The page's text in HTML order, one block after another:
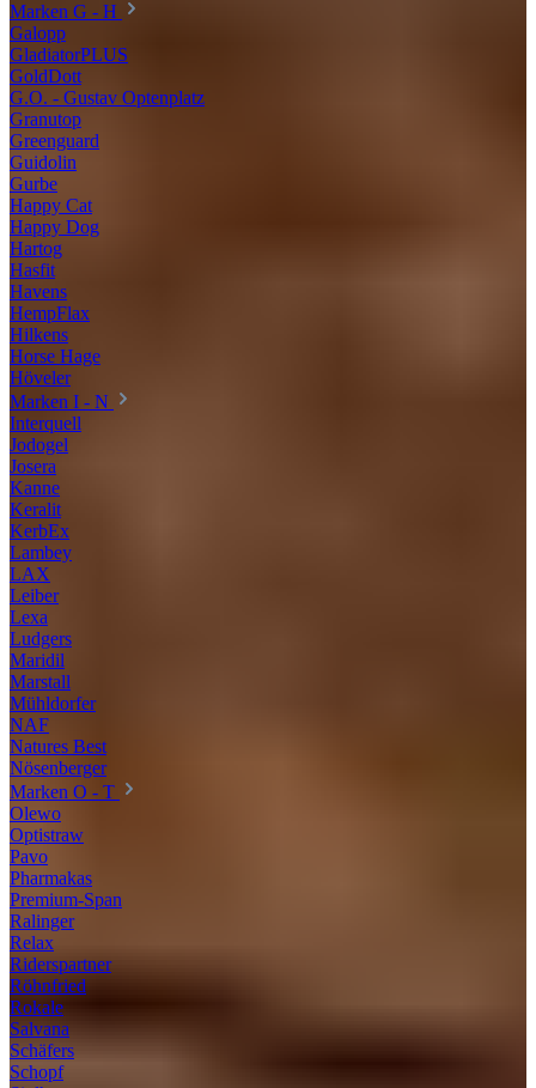
Marken G - H
Galopp
GladiatorPLUS
GoldDott
G.O. - Gustav Optenplatz
Granutop
Greenguard
Guidolin
Gurbe
Happy Cat
Happy Dog
Hartog
Hasfit
Havens
HempFlax
Hilkens
Horse Hage
Höveler
Marken I - N
Interquell
Jodogel
Josera
Kanne
Keralit
KerbEx
Lambey
LAX
Leiber
Lexa
Ludgers
Maridil
Marstall
Mühldorfer
NAF
Natures Best
Nösenberger
Marken O - T
Olewo
Optistraw
Pavo
Pharmakas
Premium-Span
Ralinger
Relax
Riderspartner
Röhnfried
Rokale
Salvana
Schäfers
Schopf